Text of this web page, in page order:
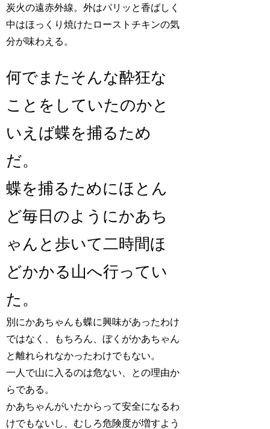
炭火の遠赤外線。外はパリッと香ばしく
中はほっくり焼けたローストチキンの気
分が味わえる。
何でまたそんな酔狂な
ことをしていたのかと
いえば蝶を捕るため
だ。
蝶を捕るためにほとん
ど毎日のようにかあち
ゃんと歩いて二時間ほ
どかかる山へ行ってい
た。
別にかあちゃんも蝶に興味があったわけ
ではなく、もちろん、ぼくがかあちゃん
と離れられなかったわけでもない。
一人で山に入るのは危ない、との理由か
らである。
かあちゃんがいたからって安全になるわ
けでもないし、むしろ危険度が増すよう